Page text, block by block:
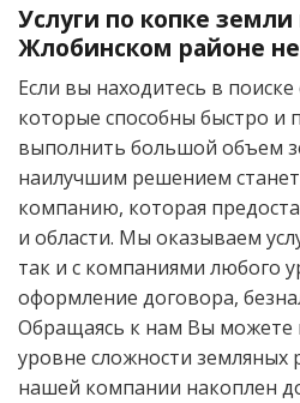
Услуги по копке
Жлобинском районе
Если вы находитесь в
которые способны быстро и
выполнить большой объем
наилучшим решением
компанию, которая
и области. Мы оказываем
так и с компаниями любого
оформление договора,
Обращаясь к нам Вы можете
уровне сложности земляных
нашей компании накоплен